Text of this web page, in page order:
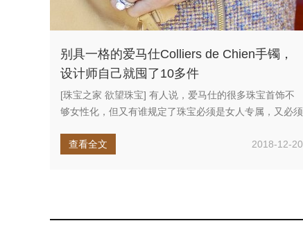
别具一格的爱马仕Colliers de Chien手镯，
设计师自己就囤了10多件
[珠宝之家 欲望珠宝] 有人说，爱马仕的很多珠宝首饰不
够女性化，但又有谁规定了珠宝必须是女人专属，又必须
查看全文
2018-12-20